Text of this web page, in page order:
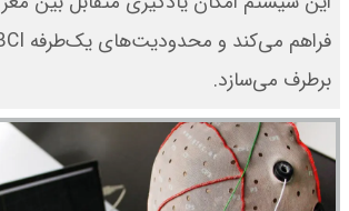
برطرف می‌سازد.